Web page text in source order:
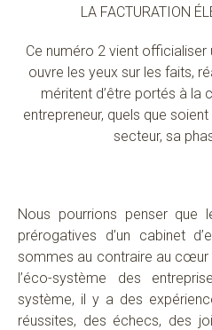
LA FACTURATION
Ce numéro 2 vient officialiser
ouvre les yeux sur les faits,
méritent d’être portés à la
entrepreneur, quels que
secteur, sa
Nous pourrions penser que
prérogatives d’un cabinet
sommes au contraire au cœur
l’éco-système des
système, il y a des
réussites, des échecs, des